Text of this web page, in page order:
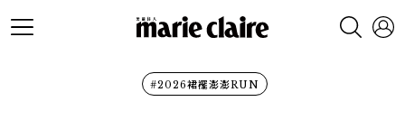
#2026裙襬澎澎RUN